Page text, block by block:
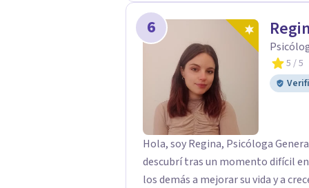
6
5 / 5
Hola, soy Regina, Psicóloga
descubrí tras un momento difícil
los demás a mejorar su vida y a